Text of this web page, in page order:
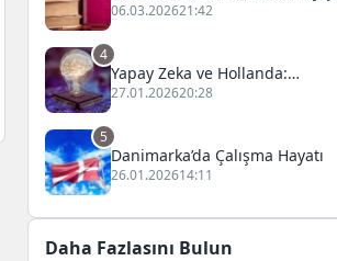
06.03.202621:42
4
Yapay Zeka ve Hollanda:
Fırsatlar ve Zorluklar
27.01.202620:28
5
Danimarka’da Çalışma Hayatı
26.01.202614:11
Daha Fazlasını Bulun